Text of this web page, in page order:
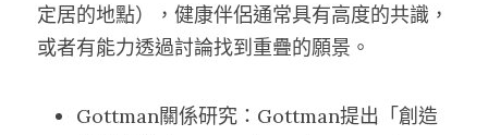
定居的地點），健康伴侶通常具有高度的共識，
或者有能力透過討論找到重疊的願景。
Gottman關係研究：Gottman提出「創造